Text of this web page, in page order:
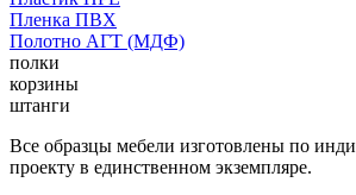
Пленка ПВХ
Полотно АГТ (МДФ)
полки
корзины
штанги
Все образцы мебели изготовлены по
проекту в единственном экземпляре.